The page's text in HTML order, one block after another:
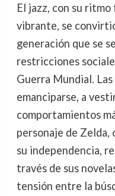
El jazz, con su
vibrante, se
generación que se
restricciones
Guerra Mundial.
emanciparse, a
comportamientos
personaje de Zelda,
su independencia,
través de sus
tensión entre la